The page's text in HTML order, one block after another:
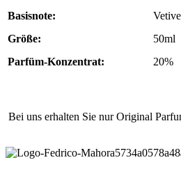
Basisnote:
Größe:
50ml
Parfüm-Konzentrat:
20%
Bei uns erhalten Sie nur Original